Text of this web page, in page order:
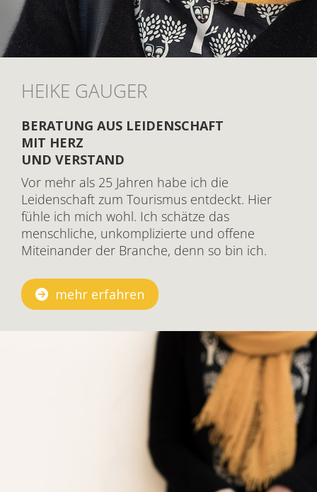
HEIKE GAUGER
BERATUNG AUS LEIDENSCHAFT
MIT HERZ
UND VERSTAND
Vor mehr als 25 Jahren habe ich die
Leidenschaft zum Tourismus entdeckt. Hier
fühle ich mich wohl. Ich schätze das
menschliche, unkomplizierte und offene
Miteinander der Branche, denn so bin ich.
mehr erfahren